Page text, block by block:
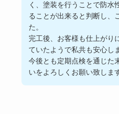
く、塗装を行うことで防水
ることが出来ると判断し、
た。
完工後、お客様も仕上がり
ていたようで私共も安心し
今後とも定期点検を通じた
いをよろしくお願い致しま